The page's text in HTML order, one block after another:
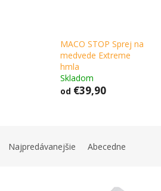
MACO STOP Sprej na
medvede Extreme
hmla
Skladom
od €39,90
Najpredávanejšie Abecedne